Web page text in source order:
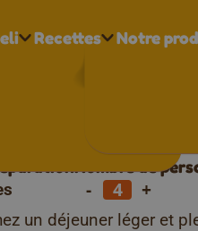
Recettes Notre
frais
Végétarien
Nombre de
- +
un déjeuner léger et